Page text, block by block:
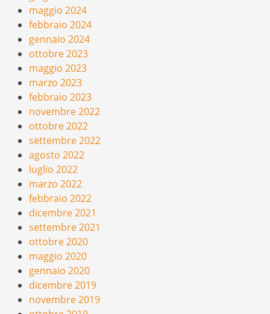
maggio 2024
febbraio 2024
gennaio 2024
ottobre 2023
maggio 2023
marzo 2023
febbraio 2023
novembre 2022
ottobre 2022
settembre 2022
agosto 2022
luglio 2022
marzo 2022
febbraio 2022
dicembre 2021
settembre 2021
ottobre 2020
maggio 2020
gennaio 2020
dicembre 2019
novembre 2019